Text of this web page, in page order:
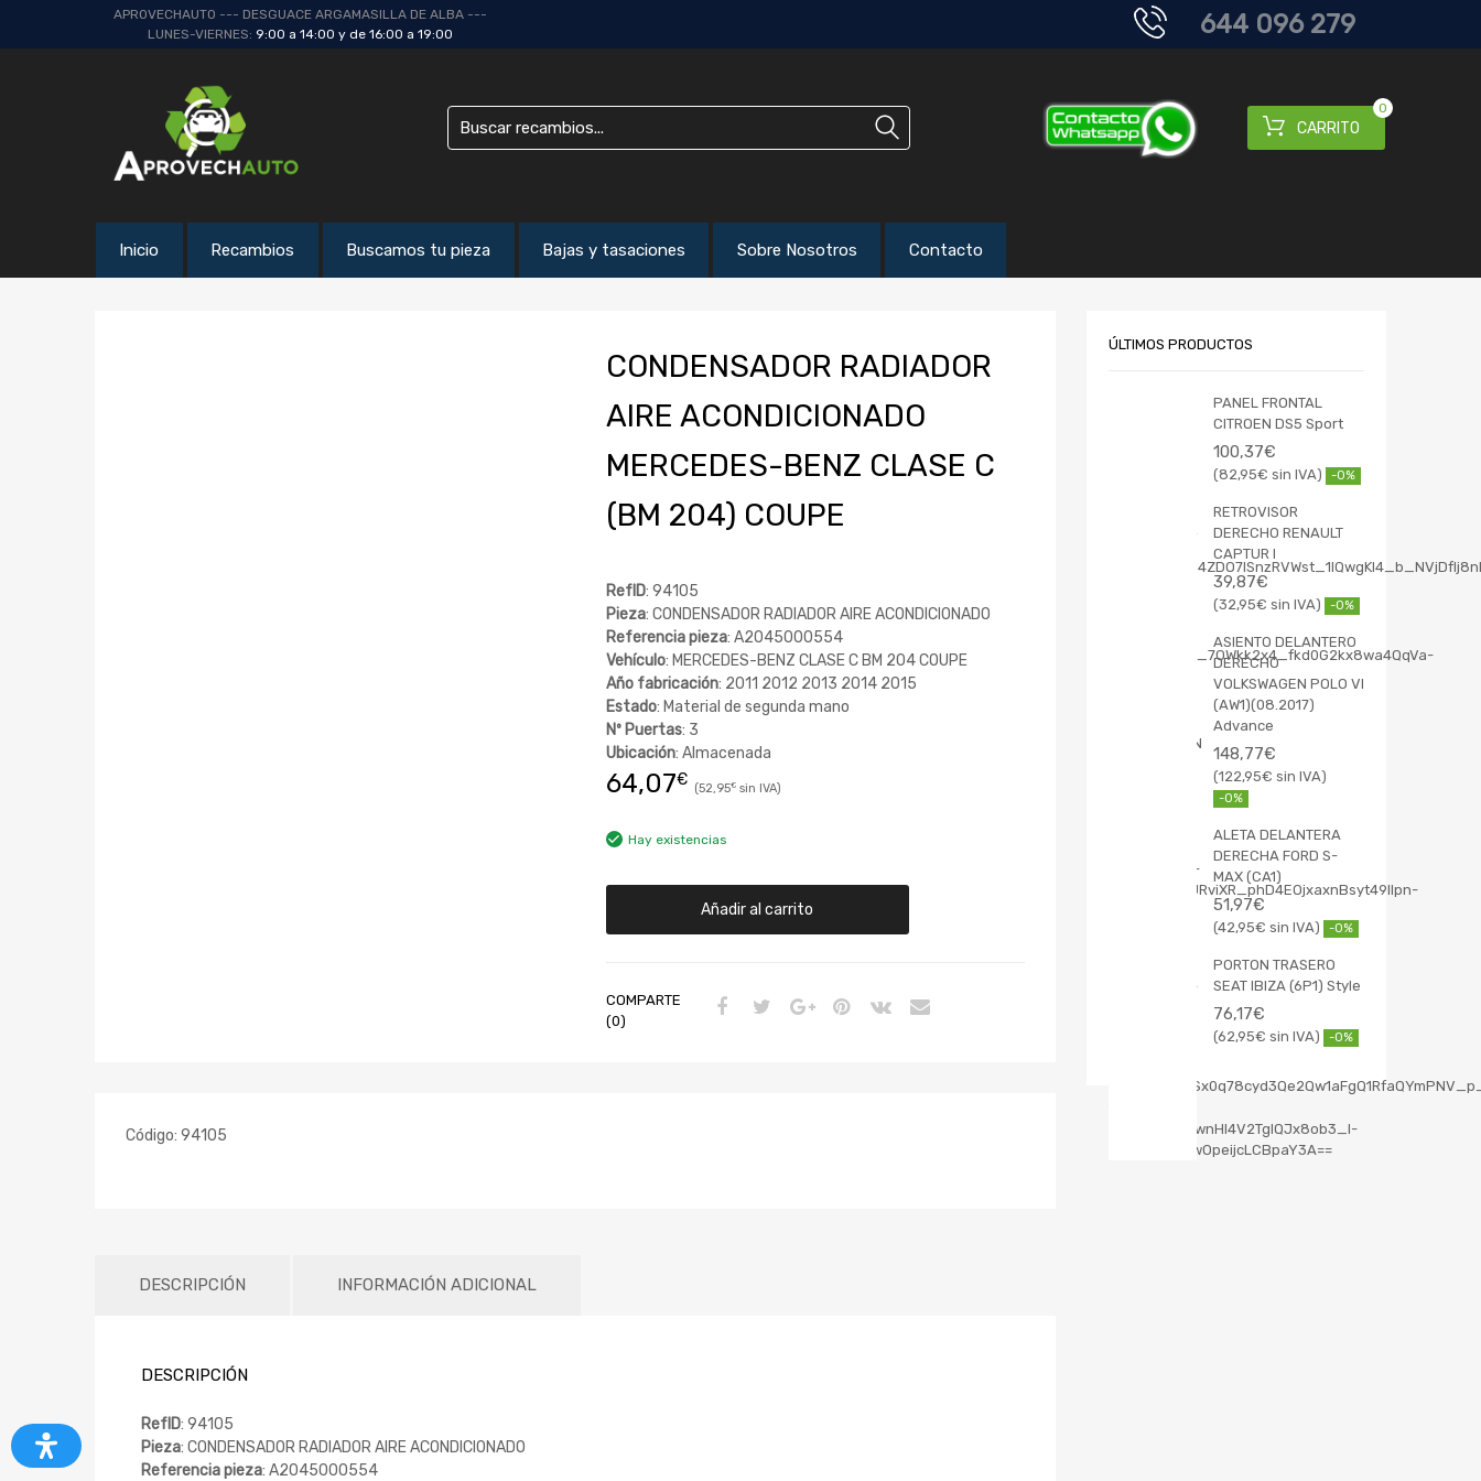
APROVECHAUTO --- DESGUACE ARGAMASILLA DE ALBA ---
LUNES-VIERNES: 9:00 a 14:00 y de 16:00 a 19:00 644 096 279
CARRITO
0
Inicio Recambios Buscamos tu pieza Bajas y tasaciones Sobre Nosotros Contacto
CONDENSADOR RADIADOR
AIRE ACONDICIONADO
MERCEDES-BENZ CLASE C
(BM 204) COUPE
RefID: 94105
Pieza: CONDENSADOR RADIADOR AIRE ACONDICIONADO
Referencia pieza: A2045000554
Vehículo: MERCEDES-BENZ CLASE C BM 204 COUPE
Año fabricación: 2011 2012 2013 2014 2015
Estado: Material de segunda mano
Nº Puertas: 3
Ubicación: Almacenada
64,07€ 52,95€
Hay existencias
Añadir al carrito
COMPARTE
(0)
Código: 94105
DESCRIPCIÓN INFORMACIÓN ADICIONAL
DESCRIPCIÓN
RefID: 94105
Pieza: CONDENSADOR RADIADOR AIRE ACONDICIONADO
Referencia pieza: A2045000554
ÚLTIMOS PRODUCTOS
PANEL FRONTAL
CITROEN DS5 Sport
100,37€
82,95€ -0%
RETROVISOR
DERECHO RENAULT
CAPTUR I
39,87€
32,95€ -0%
ASIENTO DELANTERO
DERECHO
VOLKSWAGEN POLO VI
(AW1)(08.2017)
Advance
148,77€
122,95€
-0%
ALETA DELANTERA
DERECHA FORD S-
MAX (CA1)
51,97€
42,95€ -0%
PORTON TRASERO
SEAT IBIZA (6P1) Style
76,17€
62,95€ -0%